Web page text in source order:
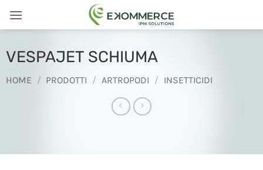
VESPAJET SCHIUMA
HOME / PRODOTTI / ARTROPODI / INSETTICIDI